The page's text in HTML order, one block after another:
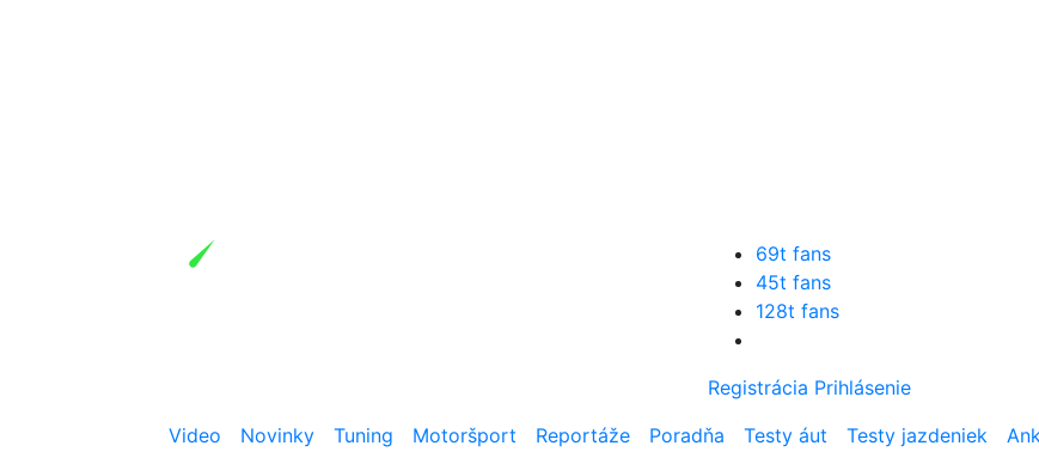
69t fans
45t fans
128t fans
Registrácia Prihlásenie
Video
Novinky Tuning Motoršport Reportáže Poradňa Testy áut Testy jazdeniek